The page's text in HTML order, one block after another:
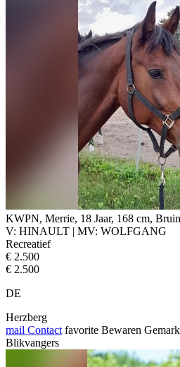
KWPN, Merrie, 18 Jaar, 168 cm, Bruin
V: HINAULT | MV: WOLFGANG
Recreatief
€ 2.500
€ 2.500
DE
Herzberg
mail Contact favorite Bewaren
Blikvangers